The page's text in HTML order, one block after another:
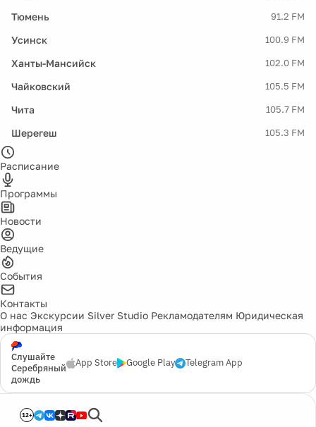
Тюмень 91.2 FM
Усинск 100.9 FM
Ханты-Мансийск 102.0 FM
Чайковский 105.5 FM
Чита 105.7 FM
Шерегеш 105.3 FM
Расписание
Программы
Новости
Ведущие
События
Контакты
О нас Экскурсии Silver Studio Рекламодателям Юридическая
информация
Слушайте
Серебряный
дождь
App Store Google Play Telegram App
12+